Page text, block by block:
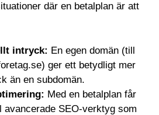
där en betalplan är att
intryck: En egen domän (till
ger ett betydligt mer
än en subdomän.
Med en betalplan får
avancerade SEO-verktyg som